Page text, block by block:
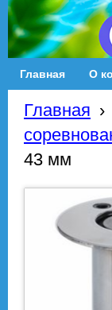
Главная О
Главная ›
43 мм